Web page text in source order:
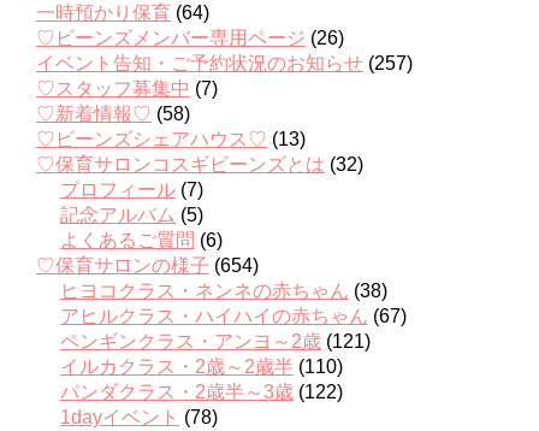
一時預かり保育 (64)
♡ビーンズメンバー専用ページ (26)
イベント告知・ご予約状況のお知らせ (257)
♡スタッフ募集中 (7)
♡新着情報♡ (58)
♡ビーンズシェアハウス♡ (13)
♡保育サロンコスギビーンズとは (32)
プロフィール (7)
記念アルバム (5)
よくあるご質問 (6)
♡保育サロンの様子 (654)
ヒヨコクラス・ネンネの赤ちゃん (38)
アヒルクラス・ハイハイの赤ちゃん (67)
ペンギンクラス・アンヨ～2歳 (121)
イルカクラス・2歳～2歳半 (110)
パンダクラス・2歳半～3歳 (122)
1dayイベント (78)